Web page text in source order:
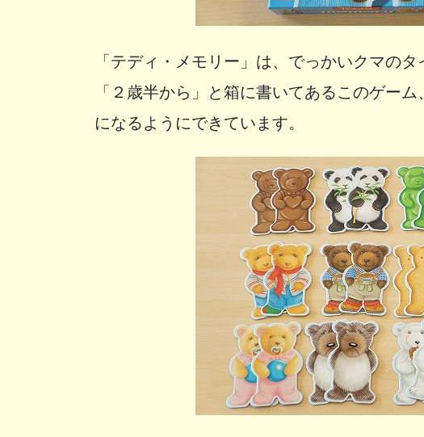
「テディ・メモリー」は、でっかいクマの
「２歳半から」と箱に書いてあるこのゲー
になるようにできています。